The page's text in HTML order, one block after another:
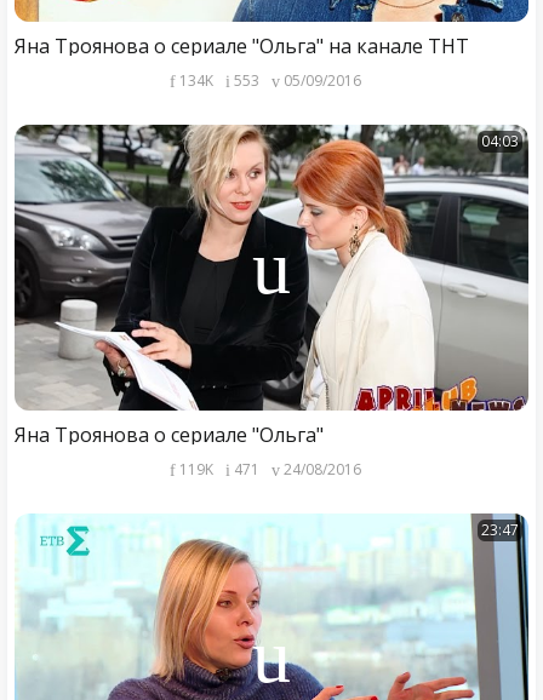
Яна Троянова о сериале "Ольга" на канале ТНТ
134K 553 05/09/2016
04:03
Яна Троянова о сериале "Ольга"
119K 471 24/08/2016
23:47